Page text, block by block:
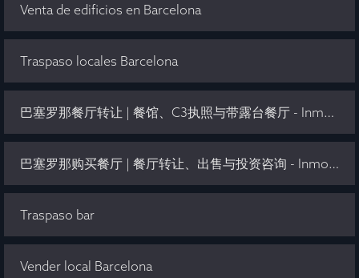
Venta de edificios en Barcelona
Traspaso locales Barcelona
巴塞罗那餐厅转让 | 餐馆、C3执照与带露台餐厅 - Inmo Olaya
巴塞罗那购买餐厅 | 餐厅转让、出售与投资咨询 - Inmo Olaya
Traspaso bar
Vender local Barcelona